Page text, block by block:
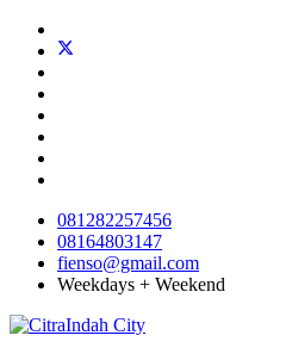
081282257456
08164803147
fienso@gmail.com
Weekdays + Weekend